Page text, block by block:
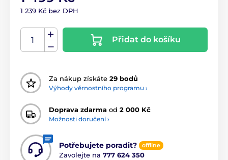
1 239 Kč bez DPH
Přidat do košíku
Za nákup získáte 29 bodů
Výhody věrnostního programu ›
Doprava zdarma od 2 000 Kč
Možnosti doručení ›
Potřebujete poradit? offline
Zavolejte na 777 624 350